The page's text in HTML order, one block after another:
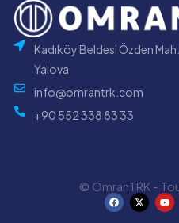
Kadıköy Beldesi Özden
Yalova
info@omrantrk.com
+90 552 338 83 33
© OmranTRK -